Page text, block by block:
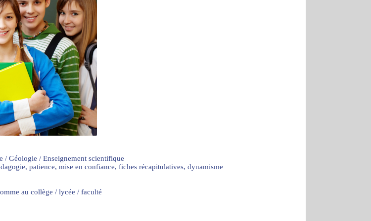
/ Géologie / Enseignement scientifique
patience, mise en confiance, fiches récapitulatives, dynamisme
au collège / lycée / faculté